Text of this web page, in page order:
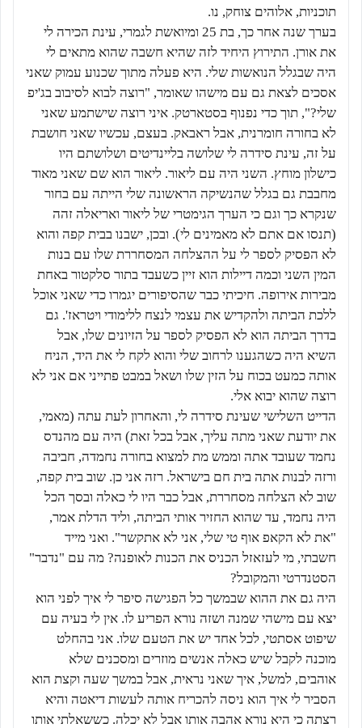
תוכניות, אלוהים צוחק, נו.
בערך שנה אחר כך, בת 25 ומיואשת לגמרי, עינת הכירה לי
את אורן. התירוץ היחיד לזה שהיא חשבה שהוא מתאים לי
היה שבגלל הנואשות שלי. היא פעלה מתוך שכנוע עמוק שאני
אסכים לצאת גם עם מישהו שאומר, "רוצה לבוא לסיבוב בג'יפ
שלי?", תוך כדי נפנוף בסטארטק. איני רוצה שישתמע שאני
לא בחורה חומרנית, אבל ראבאק. בעצם, עכשיו שאני חושבת
על זה, עינת סידרה לי שלושה בליינדיטים ושלושתם היו
כישלון מוחץ. השני היה עם ליאור. ליאור הוא שם שאני מאוד
מחבבת גם בגלל שהנשיקה הראשונה שלי הייתה עם בחור
שנקרא כך וגם כי הערך הגימטרי של ליאור ואריאלה זהה
(תנסו אם אתם לא מאמינים לי). ובכן, ישבנו בבית קפה והוא
לא הפסיק לספר לי על ההצלחה המסחררת שלו עם בנות
המין השני וכמה דיילות הוא זיין כשעבד בתור סלקטור באחת
מבירות אירופה. חיכיתי כבר שהסיפורים יגמרו כדי שאני אוכל
ללכת הביתה ולהקדיש את עצמי לנצח ללימודי ויטראז'. גם
בדרך הביתה הוא לא הפסיק לספר על הזיונים שלו, אבל
השיא היה כשהגענו לרחוב שלי והוא לקח לי את היד, הניח
אותה כמעט בכוח על הזין שלו ושאל במבט פתייני אם אני לא
רוצה שהוא יבוא אלי.
הדייט השלישי שעינת סידרה לי, והאחרון לעת עתה (מאמי,
את יודעת שאני מתה עליך, אבל בכל זאת) היה עם מהנדס
נחמד שעובד אתה וממש מת למצוא בחורה נחמדה, חביבה
ורזה לבנות אתה בית חם בישראל. רזה אני כן. שוב בית קפה,
שוב לא הצלחה מסחררת, אבל כבר היו לי כאלה ובסך הכל
היה נחמד, עד שהוא החזיר אותי הביתה, וליד הדלת אמר,
"את לא הקאפ אוף טי שלי, אני לא אתקשר". ואני מייד
חשבתי, מי לעזאזל הכניס את הכנות לאופנה? מה עם "נדבר"
הסטנדרטי והמקובל?
היה גם את ההוא שבמשך כל הפגישה סיפר לי איך לפני הוא
יצא עם מישהי שמנה ושזה נורא הפריע לו. אין לי בעיה עם
שיפוט אסתטי, לכל אחד יש את הטעם שלו. אני בהחלט
מוכנה לקבל שיש כאלה אנשים מוזרים ומסכנים שלא
אוהבים, למשל, איך שאני נראית, אבל במשך שעה וקצת הוא
הסביר לי איך הוא ניסה להכריח אותה לעשות דיאטה והיא
רצתה כי היא נורא אהבה אותו אבל לא יכלה. כששאלתי אותו